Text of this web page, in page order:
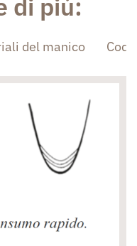
di più:
del manico